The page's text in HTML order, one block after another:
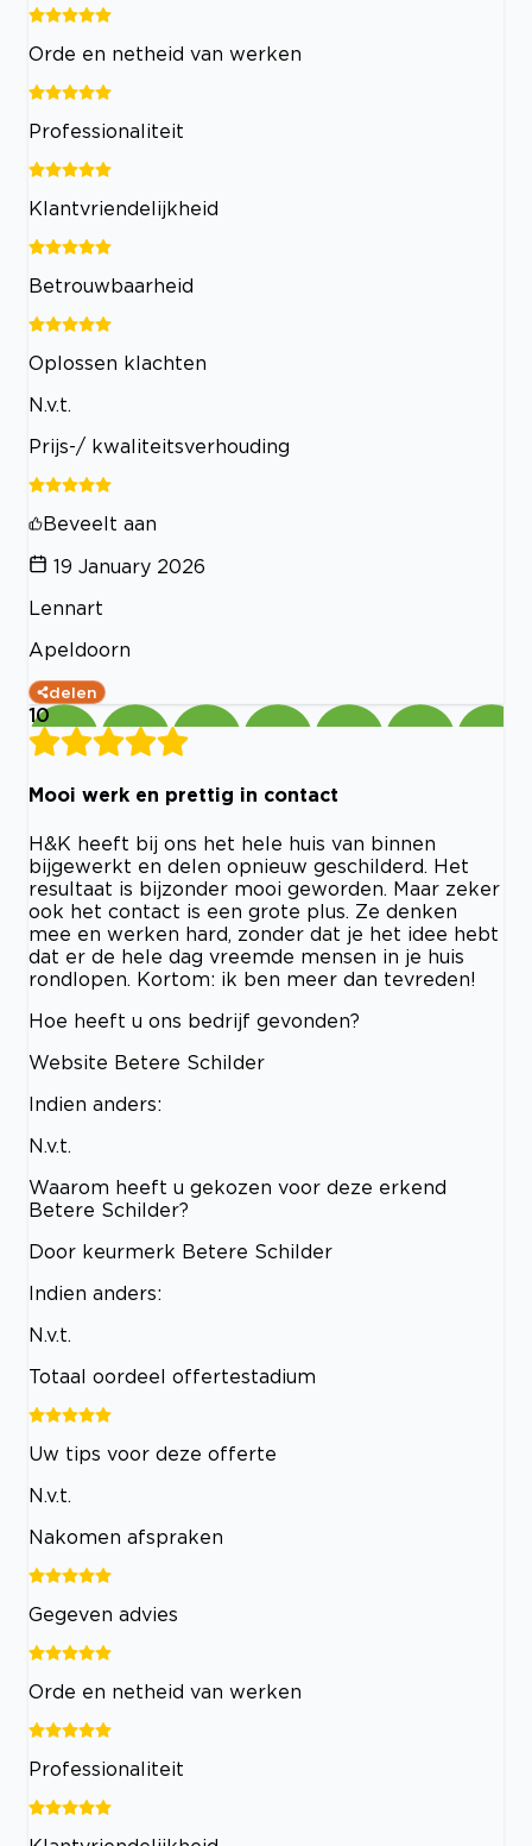
Orde en netheid van werken
Professionaliteit
Klantvriendelijkheid
Betrouwbaarheid
Oplossen klachten
N.v.t.
Prijs-/ kwaliteitsverhouding
Beveelt aan
19 January 2026
Lennart
Apeldoorn
delen
10
Mooi werk en prettig in contact
H&K heeft bij ons het hele huis van binnen
bijgewerkt en delen opnieuw geschilderd. Het
resultaat is bijzonder mooi geworden. Maar zeker
ook het contact is een grote plus. Ze denken
mee en werken hard, zonder dat je het idee hebt
dat er de hele dag vreemde mensen in je huis
rondlopen. Kortom: ik ben meer dan tevreden!
Hoe heeft u ons bedrijf gevonden?
Website Betere Schilder
Indien anders:
N.v.t.
Waarom heeft u gekozen voor deze erkend
Betere Schilder?
Door keurmerk Betere Schilder
Indien anders:
N.v.t.
Totaal oordeel offertestadium
Uw tips voor deze offerte
N.v.t.
Nakomen afspraken
Gegeven advies
Orde en netheid van werken
Professionaliteit